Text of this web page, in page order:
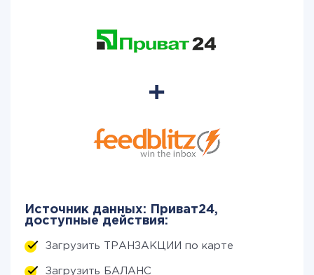
Источник данных: Приват24,
доступные действия:
Загрузить ТРАНЗАКЦИИ по карте
Загрузить БАЛАНС